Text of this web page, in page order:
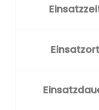
Einsatzort